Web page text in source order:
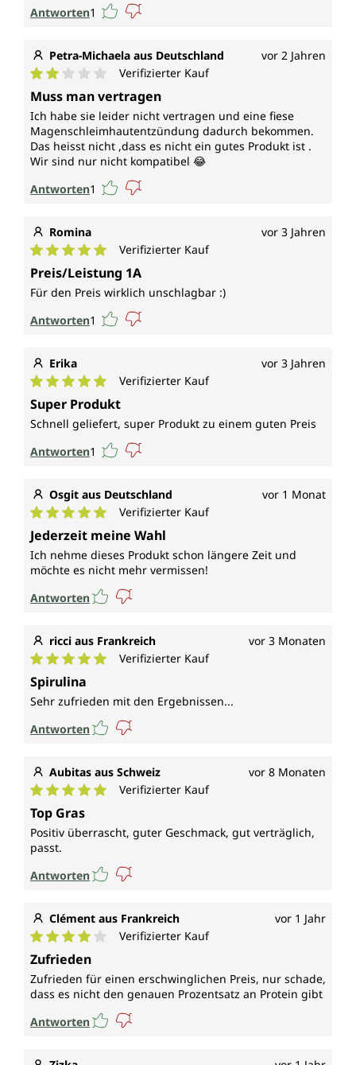
Antworten1
Petra-Michaela aus Deutschland vor 2 Jahren
Durchschnittliche Bewertung von 2 von 5 Sternen
Verifizierter Kauf
Muss man vertragen
Ich habe sie leider nicht vertragen und eine fiese
Magenschleimhautentzündung dadurch bekommen.
Das heisst nicht ,dass es nicht ein gutes Produkt ist .
Wir sind nur nicht kompatibel 😂
Antworten1
Romina vor 3 Jahren
Durchschnittliche Bewertung von 5 von 5 Sternen
Verifizierter Kauf
Preis/Leistung 1A
Für den Preis wirklich unschlagbar :)
Antworten1
Erika vor 3 Jahren
Durchschnittliche Bewertung von 5 von 5 Sternen
Verifizierter Kauf
Super Produkt
Schnell geliefert, super Produkt zu einem guten Preis
Antworten1
Osgit aus Deutschland vor 1 Monat
Durchschnittliche Bewertung von 5 von 5 Sternen
Verifizierter Kauf
Jederzeit meine Wahl
Ich nehme dieses Produkt schon längere Zeit und
möchte es nicht mehr vermissen!
Antworten
ricci aus Frankreich vor 3 Monaten
Durchschnittliche Bewertung von 5 von 5 Sternen
Verifizierter Kauf
Spirulina
Sehr zufrieden mit den Ergebnissen...
Antworten
Aubitas aus Schweiz vor 8 Monaten
Durchschnittliche Bewertung von 5 von 5 Sternen
Verifizierter Kauf
Top Gras
Positiv überrascht, guter Geschmack, gut verträglich,
passt.
Antworten
Clément aus Frankreich vor 1 Jahr
Durchschnittliche Bewertung von 4 von 5 Sternen
Verifizierter Kauf
Zufrieden
Zufrieden für einen erschwinglichen Preis, nur schade,
dass es nicht den genauen Prozentsatz an Protein gibt
Antworten